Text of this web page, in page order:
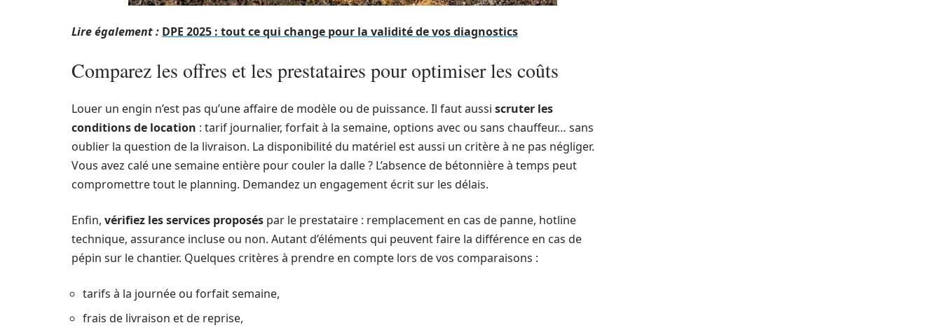
Lire également : DPE 2025 : tout ce qui change pour la validité de vos diagnostics
Comparez les offres et les prestataires pour optimiser les coûts
Louer un engin n’est pas qu’une affaire de modèle ou de puissance. Il faut aussi scruter les
conditions de location : tarif journalier, forfait à la semaine, options avec ou sans chauffeur… sans
oublier la question de la livraison. La disponibilité du matériel est aussi un critère à ne pas négliger.
Vous avez calé une semaine entière pour couler la dalle ? L’absence de bétonnière à temps peut
compromettre tout le planning. Demandez un engagement écrit sur les délais.
Enfin, vérifiez les services proposés par le prestataire : remplacement en cas de panne, hotline
technique, assurance incluse ou non. Autant d’éléments qui peuvent faire la différence en cas de
pépin sur le chantier. Quelques critères à prendre en compte lors de vos comparaisons :
tarifs à la journée ou forfait semaine,
frais de livraison et de reprise,